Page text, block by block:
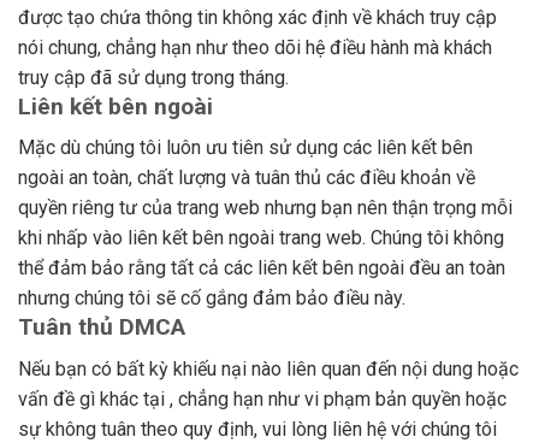
được tạo chứa thông tin không xác định về khách truy cập
nói chung, chẳng hạn như theo dõi hệ điều hành mà khách
truy cập đã sử dụng trong tháng.
Liên kết bên ngoài
Mặc dù chúng tôi luôn ưu tiên sử dụng các liên kết bên
ngoài an toàn, chất lượng và tuân thủ các điều khoản về
quyền riêng tư của trang web nhưng bạn nên thận trọng mỗi
khi nhấp vào liên kết bên ngoài trang web. Chúng tôi không
thể đảm bảo rằng tất cả các liên kết bên ngoài đều an toàn
nhưng chúng tôi sẽ cố gắng đảm bảo điều này.
Tuân thủ DMCA
Nếu bạn có bất kỳ khiếu nại nào liên quan đến nội dung hoặc
vấn đề gì khác tại , chẳng hạn như vi phạm bản quyền hoặc
sự không tuân theo quy định, vui lòng liên hệ với chúng tôi